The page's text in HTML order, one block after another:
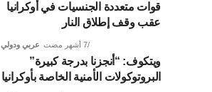
قوات متعددة الجنسيات في أوكرانيا
عقب وقف إطلاق النار
عربي ودولي 7 أشهر مضت
ويتكوف: “أنجزنا بدرجة كبيرة”
البروتوكولات الأمنية الخاصة بأوكرانيا